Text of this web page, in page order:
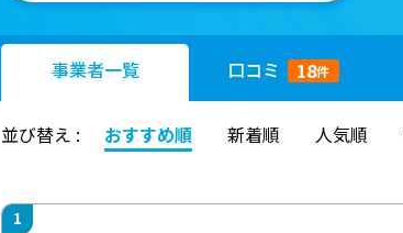
事業者一覧 口コミ 18件
並び替え : おすすめ順 新着順 人気順
1